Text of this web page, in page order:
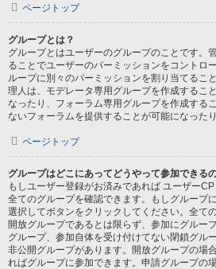
ページトップ
グループとは？
グループとはユーザーのグループのことです。
ることでユーザーのパーミッションをコントロ
ループに別々のパーミッションを割り当てるこ
理人は、モデレータ専用グループを作成するこ
なったり、フォーラム専用グループを作成する
ないフォーラムを提供することが可能になったり
ページトップ
グループはどこにあってどうやって参加できる
もしユーザー登録がお済みであれば ユーザー
全てのグループを確認できます。もしグループ
選択してボタンをクリックしてください。全て
開放グループであるとは限らず、参加にグルー
グループ、参加自体を受け付けてない閉鎖グル
非公開グループがあります。開放グループの場
ればグループに参加できます。申請グループの